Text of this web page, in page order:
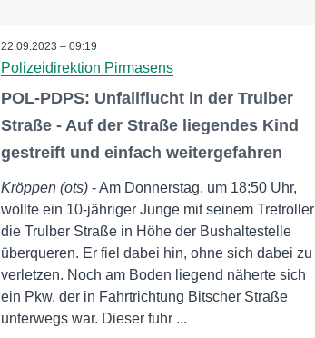
22.09.2023 – 09:19
Polizeidirektion Pirmasens
POL-PDPS: Unfallflucht in der Trulber
Straße - Auf der Straße liegendes Kind
gestreift und einfach weitergefahren
Kröppen (ots)- Am Donnerstag, um 18:50 Uhr,
wollte ein 10-jähriger Junge mit seinem Tretroller
die Trulber Straße in Höhe der Bushaltestelle
überqueren. Er fiel dabei hin, ohne sich dabei zu
verletzen. Noch am Boden liegend näherte sich
ein Pkw, der in Fahrtrichtung Bitscher Straße
unterwegs war. Dieser fuhr ...